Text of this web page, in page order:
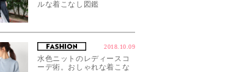
ルな着こなし図鑑
2018.10.09
水色ニットのレディースコ
ーデ術。おしゃれな着こな